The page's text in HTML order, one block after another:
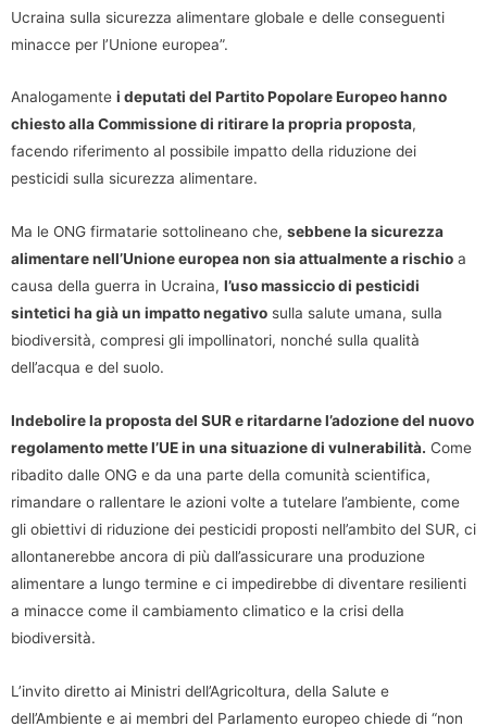
Ucraina sulla sicurezza alimentare globale e delle conseguenti
minacce per l’Unione europea”.
Analogamente i deputati del Partito Popolare Europeo hanno
chiesto alla Commissione di ritirare la propria proposta,
facendo riferimento al possibile impatto della riduzione dei
pesticidi sulla sicurezza alimentare.
Ma le ONG firmatarie sottolineano che, sebbene la sicurezza
alimentare nell’Unione europea non sia attualmente a rischio a
causa della guerra in Ucraina, l’uso massiccio di pesticidi
sintetici ha già un impatto negativo sulla salute umana, sulla
biodiversità, compresi gli impollinatori, nonché sulla qualità
dell’acqua e del suolo.
Indebolire la proposta del SUR e ritardarne l’adozione del nuovo
regolamento mette l’UE in una situazione di vulnerabilità. Come
ribadito dalle ONG e da una parte della comunità scientifica,
rimandare o rallentare le azioni volte a tutelare l’ambiente, come
gli obiettivi di riduzione dei pesticidi proposti nell’ambito del SUR, ci
allontanerebbe ancora di più dall’assicurare una produzione
alimentare a lungo termine e ci impedirebbe di diventare resilienti
a minacce come il cambiamento climatico e la crisi della
biodiversità.
L’invito diretto ai Ministri dell’Agricoltura, della Salute e
dell’Ambiente e ai membri del Parlamento europeo chiede di “non